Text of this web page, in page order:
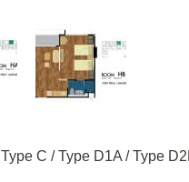
Type C / Type D1A / Type